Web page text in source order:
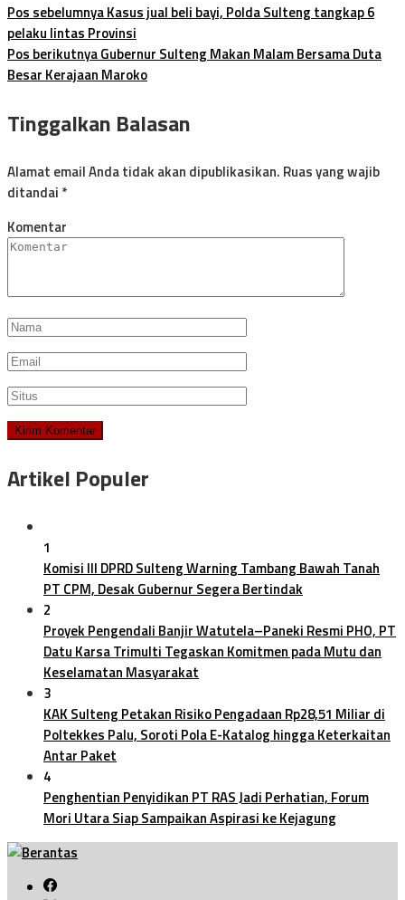
Pos sebelumnyaKasus jual beli bayi, Polda Sulteng tangkap 6
pelaku lintas Provinsi
Pos berikutnyaGubernur Sulteng Makan Malam Bersama Duta
Besar Kerajaan Maroko
Tinggalkan Balasan
Alamat email Anda tidak akan dipublikasikan. Ruas yang wajib
ditandai *
Komentar
Artikel Populer
1
Komisi III DPRD Sulteng Warning Tambang Bawah Tanah
PT CPM, Desak Gubernur Segera Bertindak
2
Proyek Pengendali Banjir Watutela–Paneki Resmi PHO, PT
Datu Karsa Trimulti Tegaskan Komitmen pada Mutu dan
Keselamatan Masyarakat
3
KAK Sulteng Petakan Risiko Pengadaan Rp28,51 Miliar di
Poltekkes Palu, Soroti Pola E-Katalog hingga Keterkaitan
Antar Paket
4
Penghentian Penyidikan PT RAS Jadi Perhatian, Forum
Mori Utara Siap Sampaikan Aspirasi ke Kejagung